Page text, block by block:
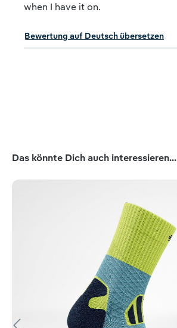
when I have it on.
Bewertung auf Deutsch übersetzen
Produktgalerie überspringen
Das könnte Dich auch interessieren...